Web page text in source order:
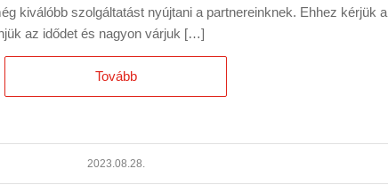
kiválóbb szolgáltatást nyújtani a partnereinknek. Ehhez kérjük a
az idődet és nagyon várjuk […]
Tovább
2023.08.28.